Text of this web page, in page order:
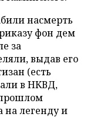
насмерть
фон дем
за
выдав его
(есть
в НКВД,
на легенду и